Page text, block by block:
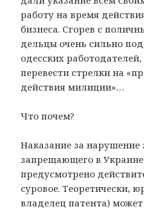
работу на время
бизнеса. Сгорев с
дельцы очень сильно
одесских
перевести стрелки на
действия милиции»…
Что почем?
Наказание за нарушение
запрещающего в
предусмотрено
суровое. Теоретически,
владелец патента)